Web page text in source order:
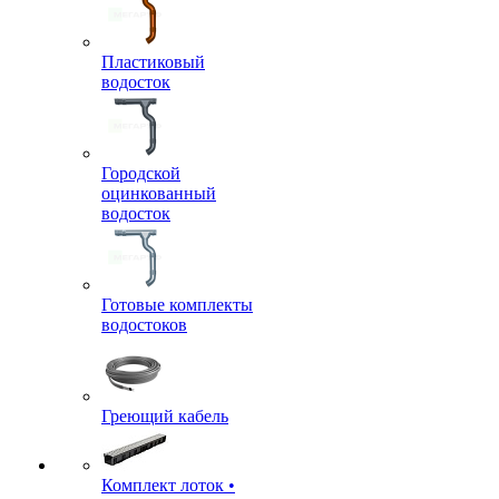
Пластиковый
водосток
Городской
оцинкованный
водосток
Готовые комплекты
водостоков
Греющий кабель
Комплект лоток •